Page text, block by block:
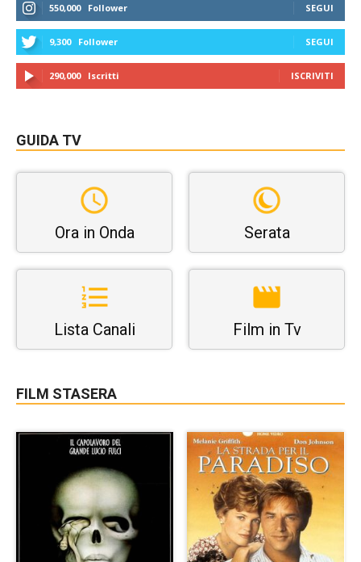
550,000 Follower SEGUI
9,300 Follower SEGUI
290,000 Iscritti ISCRIVITI
GUIDA TV
Ora in Onda Serata
Lista Canali Film in Tv
FILM STASERA